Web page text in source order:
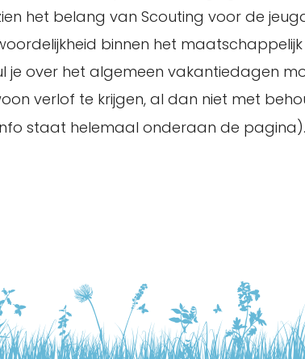
het belang van Scouting voor de
binnen het
je over het algemeen vakantiedagen
verlof te krijgen, al dan niet met
staat helemaal onderaan de